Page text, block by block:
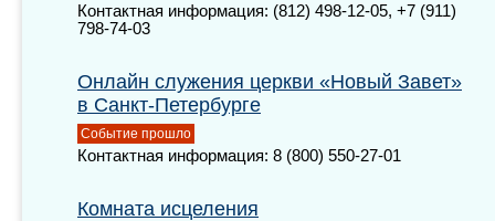
Контактная информация: (812) 498-12-05, +7 (911)
798-74-03
Онлайн служения церкви «Новый Завет»
в Санкт-Петербурге
Событие прошло
Контактная информация: 8 (800) 550-27-01
Комната исцеления